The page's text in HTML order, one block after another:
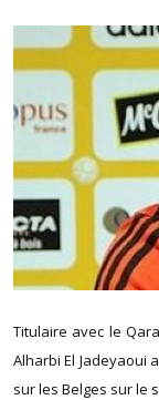
Titulaire avec le
Alharbi El Jadeyaoui
sur les Belges sur le